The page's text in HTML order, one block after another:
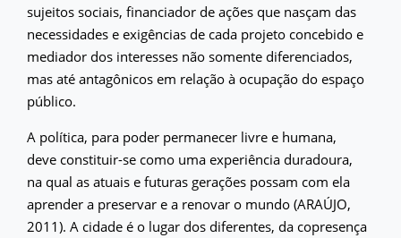
sujeitos sociais, financiador de ações que nasçam das
necessidades e exigências de cada projeto concebido e
mediador dos interesses não somente diferenciados,
mas até antagônicos em relação à ocupação do espaço
público.
A política, para poder permanecer livre e humana,
deve constituir-se como uma experiência duradoura,
na qual as atuais e futuras gerações possam com ela
aprender a preservar e a renovar o mundo (ARAÚJO,
2011). A cidade é o lugar dos diferentes, da copresença